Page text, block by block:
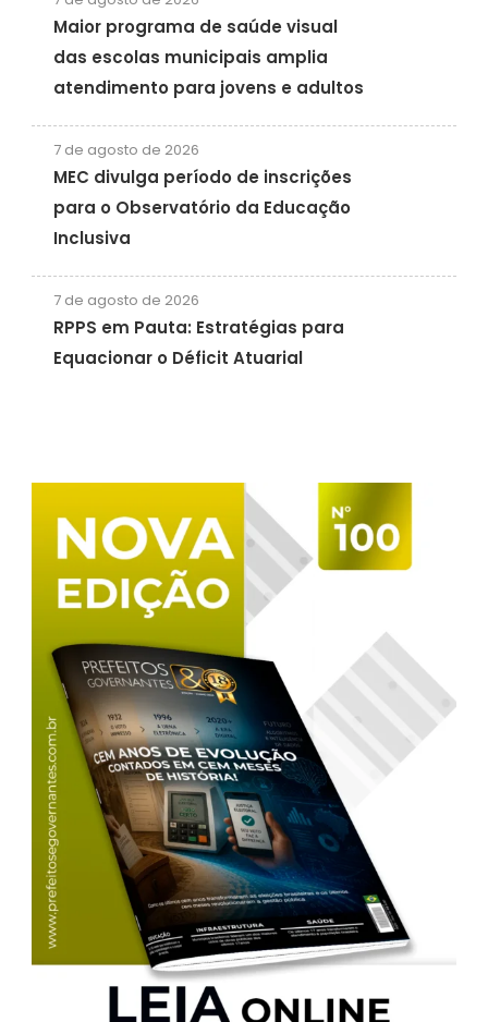
Maior programa de saúde visual
das escolas municipais amplia
atendimento para jovens e adultos
7 de agosto de 2026
MEC divulga período de inscrições
para o Observatório da Educação
Inclusiva
7 de agosto de 2026
RPPS em Pauta: Estratégias para
Equacionar o Déficit Atuarial